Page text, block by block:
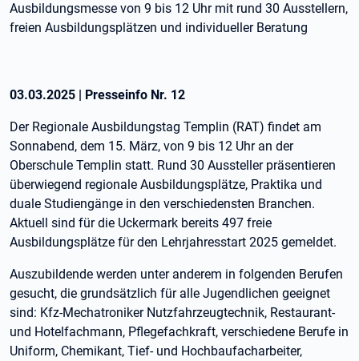
Ausbildungsmesse von 9 bis 12 Uhr mit rund 30 Ausstellern,
freien Ausbildungsplätzen und individueller Beratung
03.03.2025 | Presseinfo Nr. 12
Der Regionale Ausbildungstag Templin (RAT) findet am
Sonnabend, dem 15. März, von 9 bis 12 Uhr an der
Oberschule Templin statt. Rund 30 Aussteller präsentieren
überwiegend regionale Ausbildungsplätze, Praktika und
duale Studiengänge in den verschiedensten Branchen.
Aktuell sind für die Uckermark bereits 497 freie
Ausbildungsplätze für den Lehrjahresstart 2025 gemeldet.
Auszubildende werden unter anderem in folgenden Berufen
gesucht, die grundsätzlich für alle Jugendlichen geeignet
sind: Kfz-Mechatroniker Nutzfahrzeugtechnik, Restaurant-
und Hotelfachmann, Pflegefachkraft, verschiedene Berufe in
Uniform, Chemikant, Tief- und Hochbaufacharbeiter,